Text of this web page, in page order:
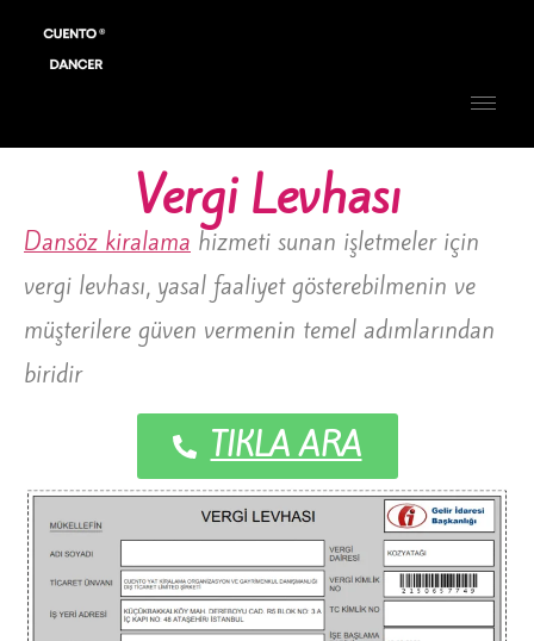
Vergi Levhası
Dansöz kiralama hizmeti sunan işletmeler için
vergi levhası, yasal faaliyet gösterebilmenin ve
müşterilere güven vermenin temel adımlarından
biridir
TIKLA ARA